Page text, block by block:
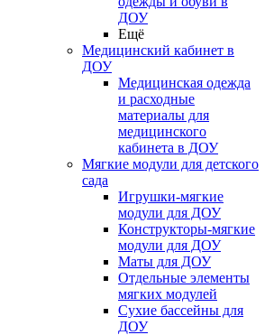
ДОУ
Ещё
Медицинский кабинет в
ДОУ
Медицинская одежда
и расходные
материалы для
медицинского
кабинета в ДОУ
Мягкие модули для детского
сада
Игрушки-мягкие
модули для ДОУ
Конструкторы-мягкие
модули для ДОУ
Маты для ДОУ
Отдельные элементы
мягких модулей
Сухие бассейны для
ДОУ